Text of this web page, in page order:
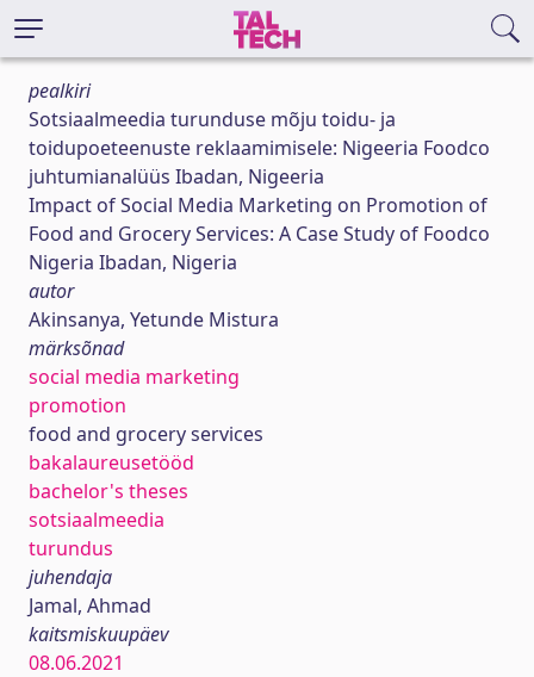
pealkiri
Sotsiaalmeedia turunduse mõju toidu- ja
toidupoeteenuste reklaamimisele: Nigeeria Foodco
juhtumianalüüs Ibadan, Nigeeria
Impact of Social Media Marketing on Promotion of
Food and Grocery Services: A Case Study of Foodco
Nigeria Ibadan, Nigeria
autor
Akinsanya, Yetunde Mistura
märksõnad
social media marketing
promotion
food and grocery services
bakalaureusetööd
bachelor's theses
sotsiaalmeedia
turundus
juhendaja
Jamal, Ahmad
kaitsmiskuupäev
08.06.2021